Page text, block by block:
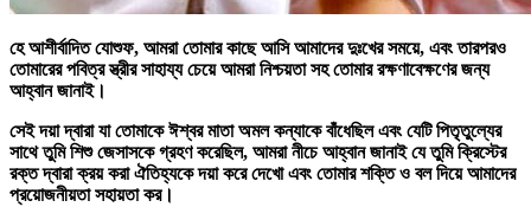
হে আশীর্বাদিত যোশুফ, আমরা তোমার কাছে আসি আমাদের দুঃখের সময়ে, এবং তারপরও
তোমারের পবিত্র স্ত্রীর সাহায্য চেয়ে আমরা নিশ্চয়তা সহ তোমার রক্ষণাবেক্ষণের জন্য
আহ্বান জানাই।
সেই দয়া দ্বারা যা তোমাকে ঈশ্বর মাতা অমল কন্যাকে বাঁধেছিল এবং যেটি পিতৃতুল্যের
সাথে তুমি শিশু জেসাসকে গ্রহণ করেছিল, আমরা নীচে আহ্বান জানাই যে তুমি ক্রিস্টের
রক্ত দ্বারা ক্রয় করা ঐতিহ্যকে দয়া করে দেখো এবং তোমার শক্তি ও বল দিয়ে আমাদের
প্রয়োজনীয়তা সহায়তা কর।